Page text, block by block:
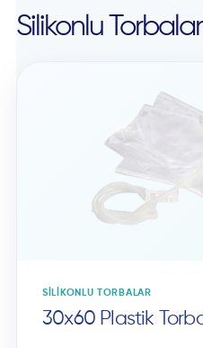
Silikonlu Torbalar
SILIKONLU TORBALAR
30x60 Plastik